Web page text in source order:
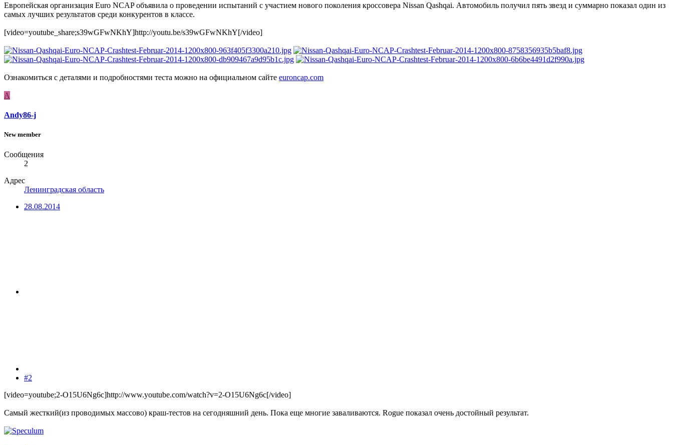
Европейская организация Euro NCAP объявила о проведении испытаний с участием нового поколения кроссовера Nissan Qashqai. Автомобиль получил пять звезд и суммарно показал один из
самых лучших результатов среди конкурентов в классе.
[video=youtube_share;s39wGFwNKhY]http://youtu.be/s39wGFwNKhY[/video]
Ознакомиться с деталями и подробностями теста можно на официальном сайте euroncap.com
A
Andy86-j
New member
Сообщения
2
Адрес
Ленинградская область
28.08.2014
#2
[video=youtube;2-O15U6Ng6c]http://www.youtube.com/watch?v=2-O15U6Ng6c[/video]
Самый жесткий(из проводимых массово) краш-тестов на сегодняшний день. Пока еще многие заваливаются. Rogue показал очень достойный результат.